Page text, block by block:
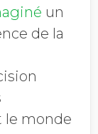
un
de la
le monde